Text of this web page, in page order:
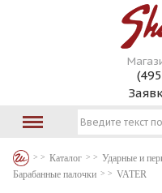
Каталог Ударные и
Барабанные палочки
VATER